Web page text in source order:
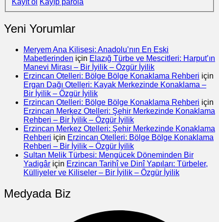
Kayıt ol Kayıp parola
Yeni Yorumlar
Meryem Ana Kilisesi: Anadolu’nın En Eski
Mabetlerinden için Elazığ Türbe ve Mescitleri: Harput’ın
Manevi Mirası – Bir İyilik – Özgür İyilik
Erzincan Otelleri: Bölge Bölge Konaklama Rehberi için
Ergan Dağı Otelleri: Kayak Merkezinde Konaklama –
Bir İyilik – Özgür İyilik
Erzincan Otelleri: Bölge Bölge Konaklama Rehberi için
Erzincan Merkez Otelleri: Şehir Merkezinde Konaklama
Rehberi – Bir İyilik – Özgür İyilik
Erzincan Merkez Otelleri: Şehir Merkezinde Konaklama
Rehberi için Erzincan Otelleri: Bölge Bölge Konaklama
Rehberi – Bir İyilik – Özgür İyilik
Sultan Melik Türbesi: Mengücek Döneminden Bir
Yadigâr için Erzincan Tarihî ve Dinî Yapıları: Türbeler,
Külliyeler ve Kiliseler – Bir İyilik – Özgür İyilik
Medyada Biz